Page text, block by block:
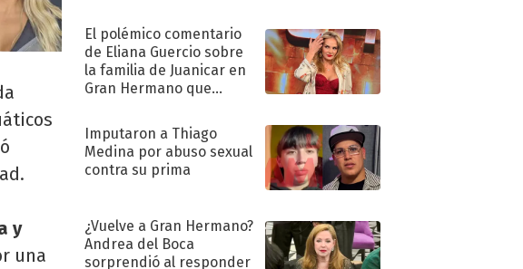
y
una
El polémico comentario
de Eliana Guercio sobre
la familia de Juanicar en
Gran Hermano que
Imputaron a Thiago
Medina por abuso sexual
contra su prima
¿Vuelve a Gran Hermano?
Andrea del Boca
sorprendió al responder